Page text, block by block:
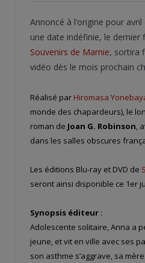
Annoncé à l’origine pour
une date indéfinie, le dernier
Souvenirs de Marnie, sortira
vidéo dès le mois prochain
Réalisé par Hiromasa
monde des chapardeurs), le
roman de Joan G. Robinson,
dans les salles obscures
Les éditions Blu-ray et DVD de
seront ainsi disponible ce 1er
Synopsis éditeur :
Adolescente solitaire, Anna a
jeune, et vit en ville avec ses
son asthme s’aggrave, sa